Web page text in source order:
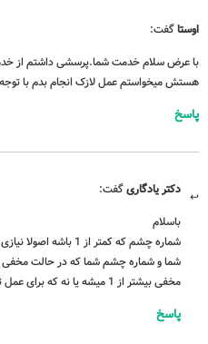
اوستاگفت:
هستش میخواستم عمل لازک انجام بدم با
پاسخ
دکتر یادگاریگفت:
باسلام
شماره چشم که کمتر از
شما و شماره چشم شما که در حالت مخفی
مخفی بیشتر از 1 میشه یا نه که برای عمل تصمیم بگیریم
پاسخ